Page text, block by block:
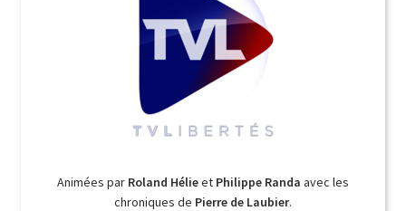
Animées par Roland Hélieet Philippe Randa avec les
chroniques de Pierre de Laubier.